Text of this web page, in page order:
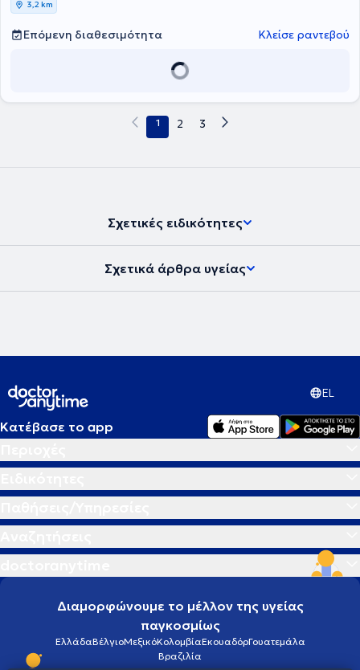
3,2 km
Επόμενη διαθεσιμότητα Κλείσε ραντεβού
1 2 3
Σχετικές ειδικότητες
Σχετικά άρθρα υγείας
EL
Κατέβασε το app
Διαμορφώνουμε το μέλλον της υγείας
παγκοσμίως
ΕλλάδαΒέλγιοΜεξικόΚολομβίαΕκουαδόρΓουατεμάλα
Βραζιλία